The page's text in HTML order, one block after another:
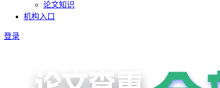
论文知识
机构入口
登录